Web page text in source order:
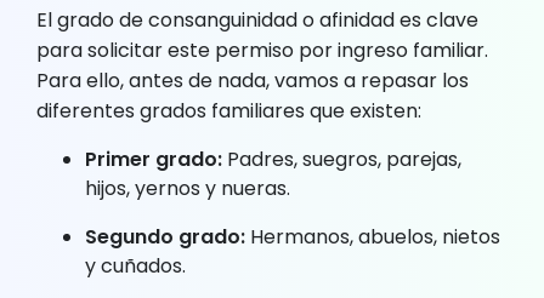
El grado de consanguinidad o afinidad es clave
para solicitar este permiso por ingreso familiar.
Para ello, antes de nada, vamos a repasar los
diferentes grados familiares que existen:
Primer grado: Padres, suegros, parejas,
hijos, yernos y nueras.
Segundo grado: Hermanos, abuelos, nietos
y cuñados.